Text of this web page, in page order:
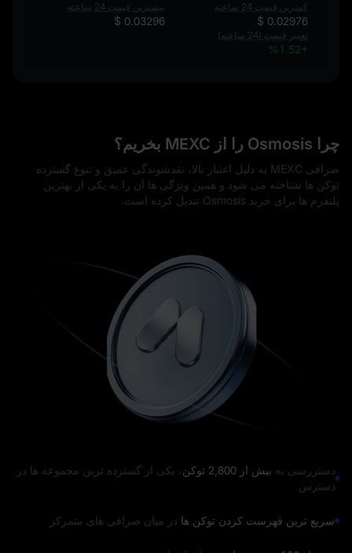
کمترین قیمت 24 ساعته
$ 0.02976
بیشترین قیمت 24 ساعته
$ 0.03296
تغییر قیمت (24 ساعته)
%1.52+
چرا Osmosis را از MEXC بخریم؟
صرافی MEXC به دلیل اعتبار بالا، نقدشوندگی عمیق و تنوع گسترده
توکن‌ ها شناخته می‌ شود و همین ویژگی‌ ها آن را به یکی از بهترین
پلتفرم‌ ها برای خرید Osmosis تبدیل کرده است.
دستررسی به بیش از 2,800 توکن
، یکی از گسترده‌ ترین مجموعه‌ ها در
دسترس
سریع‌ ترین فهرست‌ کردن توکن‌ ها در میان صرافی‌ های متمرکز